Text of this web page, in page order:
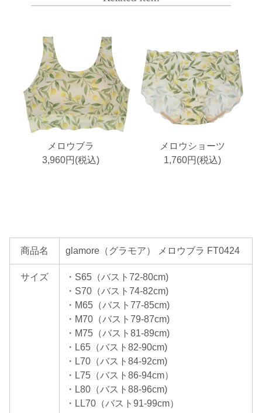
メロウブラ
メロウショーツ
3,960円(税込)
1,760円(税込)
商品名 glamore（グラモア） メロウブラ FT0424
サイズ
・S65（バスト72-80cm)
・S70（バスト74-82cm)
・M65（バスト77-85cm)
・M70（バスト79-87cm)
・M75（バスト81-89cm)
・L65（バスト82-90cm)
・L70（バスト84-92cm)
・L75（バスト86-94cm）
・L80（バスト88-96cm)
・LL70（バスト91-99cm）